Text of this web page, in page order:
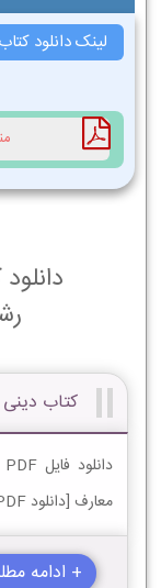
لینک دانلود
کتاب
معارف [دانلود PDF] | لینک دانلود کتاب دینی (ویژه اهل سنت)
+ ادامه